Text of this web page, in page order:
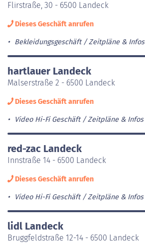
Flirstraße, 30 - 6500 Landeck
Dieses Geschäft anrufen
Bekleidungsgeschäft Zeitpläne & Infos
hartlauer Landeck
Malserstraße 2 - 6500 Landeck
Dieses Geschäft anrufen
Video Hi-Fi Geschäft Zeitpläne & Infos
red-zac Landeck
Innstraße 14 - 6500 Landeck
Dieses Geschäft anrufen
Video Hi-Fi Geschäft Zeitpläne & Infos
lidl Landeck
Bruggfeldstraße 12-14 - 6500 Landeck